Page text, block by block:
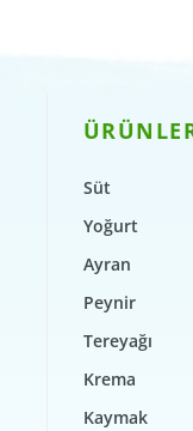
Süt
Yoğurt
Ayran
Peynir
Tereyağı
Krema
Kaymak